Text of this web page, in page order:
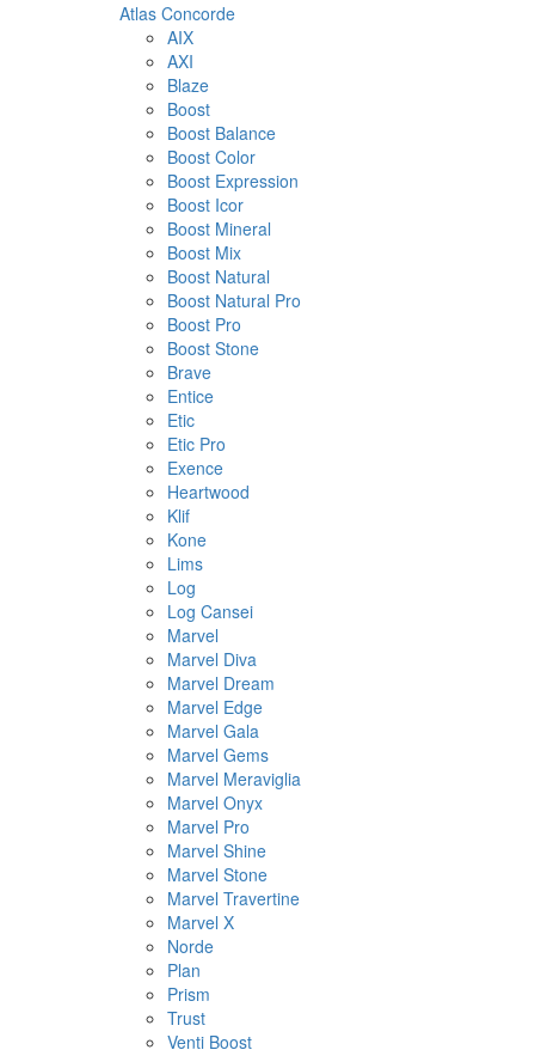
Atlas Concorde
AIX
AXI
Blaze
Boost
Boost Balance
Boost Color
Boost Expression
Boost Icor
Boost Mineral
Boost Mix
Boost Natural
Boost Natural Pro
Boost Pro
Boost Stone
Brave
Entice
Etic
Etic Pro
Exence
Heartwood
Klif
Kone
Lims
Log
Log Cansei
Marvel
Marvel Diva
Marvel Dream
Marvel Edge
Marvel Gala
Marvel Gems
Marvel Meraviglia
Marvel Onyx
Marvel Pro
Marvel Shine
Marvel Stone
Marvel Travertine
Marvel X
Norde
Plan
Prism
Trust
Venti Boost